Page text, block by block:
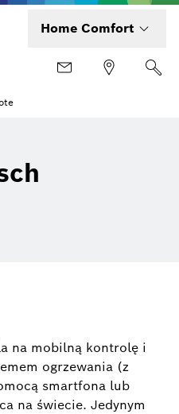
Home Comfort
na mobilną kontrolę i
ogrzewania (z
smartfona lub
na świecie. Jedynym